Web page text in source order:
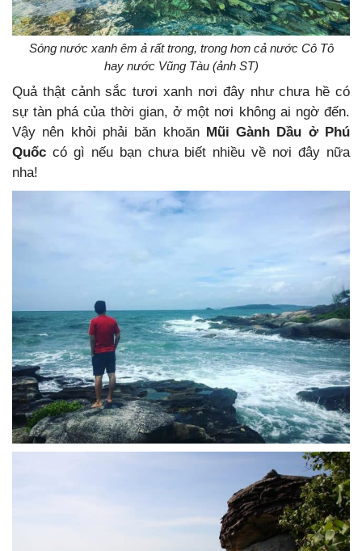
Sóng nước xanh êm ả rất trong, trong hơn cả nước Cô Tô
hay nước Vũng Tàu (ảnh ST)
Quả thật cảnh sắc tươi xanh nơi đây như chưa hề có
sự tàn phá của thời gian, ở một nơi không ai ngờ đến.
Vậy nên khỏi phải băn khoăn Mũi Gành Dầu ở Phú
Quốc có gì nếu bạn chưa biết nhiều về nơi đây nữa
nha!